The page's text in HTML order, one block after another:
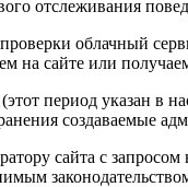
отслеживания
облачный
на сайте или
(этот период указан в
создаваемые
сайта с